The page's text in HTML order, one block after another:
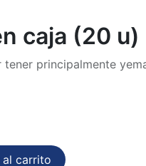
caja (20 u)
principalmente
al carrito